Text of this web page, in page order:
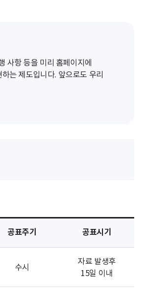
사항 등을 미리 홈페이지에
는 제도입니다. 앞으로도 우리
공표주기 공표시기
수시
자료 발생후
15일 이내